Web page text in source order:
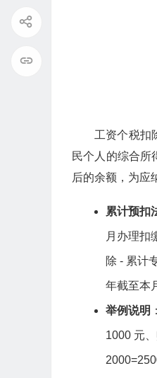
工资个税扣
民个人的综合所
后的余额，为应
累计预扣
月办理扣
除 - 累计
年截至本
举例说明
1000 元